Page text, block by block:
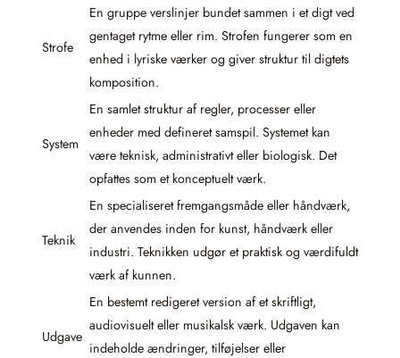
Strofe
En gruppe verslinjer bundet sammen i et digt ved
gentaget rytme eller rim. Strofen fungerer som en
enhed i lyriske værker og giver struktur til digtets
komposition.
System
En samlet struktur af regler, processer eller
enheder med defineret samspil. Systemet kan
være teknisk, administrativt eller biologisk. Det
opfattes som et konceptuelt værk.
Teknik
En specialiseret fremgangsmåde eller håndværk,
der anvendes inden for kunst, håndværk eller
industri. Teknikken udgør et praktisk og værdifuldt
værk af kunnen.
Udgave
En bestemt redigeret version af et skriftligt,
audiovisuelt eller musikalsk værk. Udgaven kan
indeholde ændringer, tilføjelser eller